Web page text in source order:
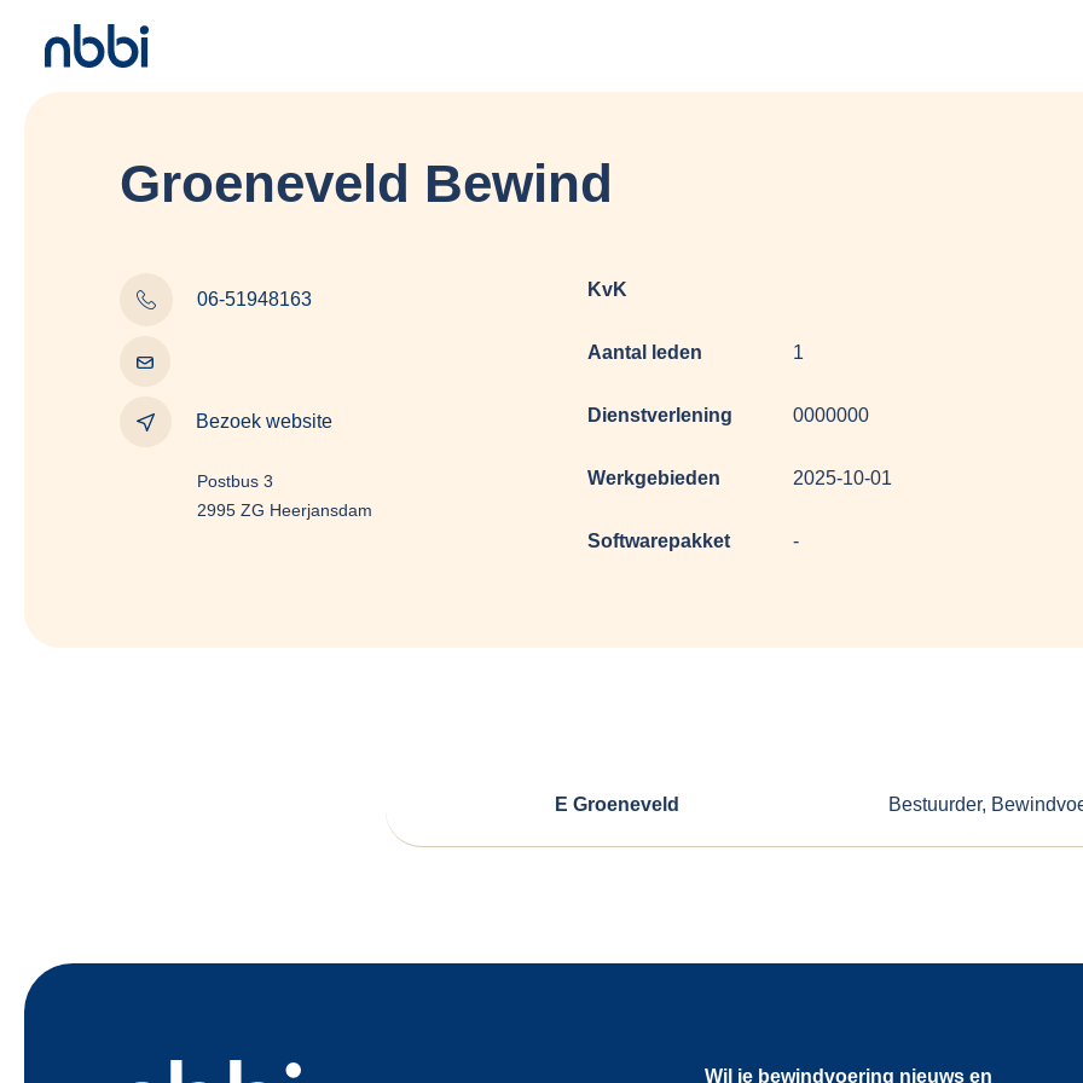
Groeneveld Bewind
06-51948163
Bezoek website
Postbus 3
2995 ZG Heerjansdam
KvK
Aantal leden 1
Dienstverlening 0000000
Werkgebieden 2025-10-01
Softwarepakket -
E Groeneveld Bestuurder,
Wil je bewindvoering nieuws en